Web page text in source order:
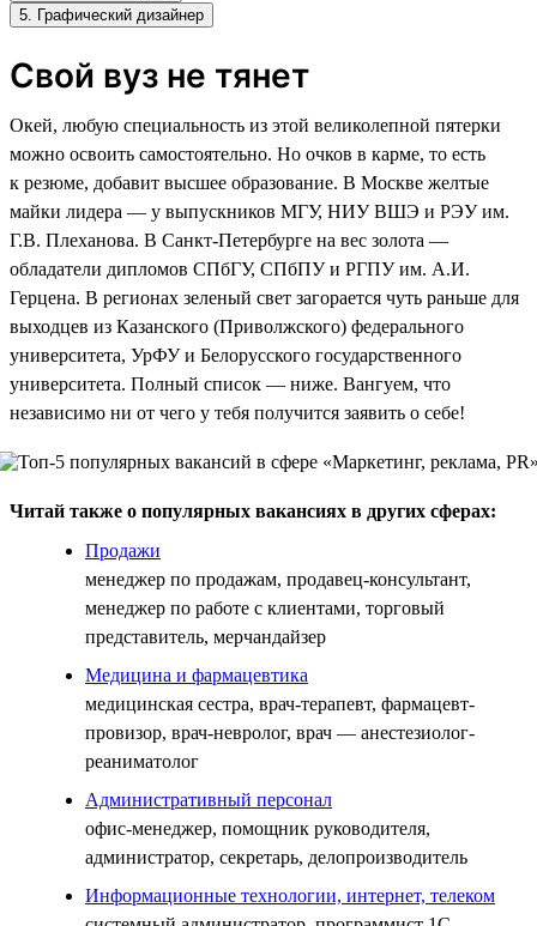
5. Графический дизайнер
Свой вуз не тянет
Окей, любую специальность из этой великолепной пятерки
можно освоить самостоятельно. Но очков в карме, то есть
к резюме, добавит высшее образование. В Москве желтые
майки лидера — у выпускников МГУ, НИУ ВШЭ и РЭУ им.
Г.В. Плеханова. В Санкт-Петербурге на вес золота —
обладатели дипломов СПбГУ, СПбПУ и РГПУ им. А.И.
Герцена. В регионах зеленый свет загорается чуть раньше для
выходцев из Казанского (Приволжского) федерального
университета, УрФУ и Белорусского государственного
университета. Полный список — ниже. Вангуем, что
независимо ни от чего у тебя получится заявить о себе!
Читай также о популярных вакансиях в других сферах:
Продажи
менеджер по продажам, продавец-консультант,
менеджер по работе с клиентами, торговый
представитель, мерчандайзер
Медицина и фармацевтика
медицинская сестра, врач-терапевт, фармацевт-
провизор, врач-невролог, врач — анестезиолог-
реаниматолог
Административный персонал
офис-менеджер, помощник руководителя,
администратор, секретарь, делопроизводитель
Информационные технологии, интернет, телеком